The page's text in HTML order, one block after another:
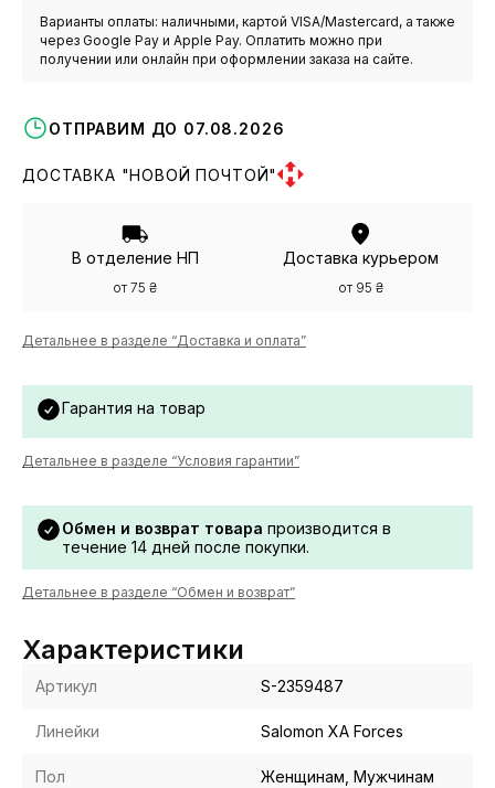
Варианты оплаты: наличными, картой VISA/Mastercard, а также
через Google Pay и Apple Pay. Оплатить можно при
получении или онлайн при оформлении заказа на сайте.
ОТПРАВИМ ДО 07.08.2026
ДОСТАВКА "НОВОЙ ПОЧТОЙ"
В отделение НП
от 75 ₴
Доставка курьером
от 95 ₴
Детальнее в разделе “Доставка и оплата”
Гарантия на товар
Детальнее в разделе “Условия гарантии”
Обмен и возврат товара производится в
течение 14 дней после покупки.
Детальнее в разделе “Обмен и возврат”
Характеристики
Артикул S-2359487
Линейки Salomon XA Forces
Пол Женщинам, Мужчинам